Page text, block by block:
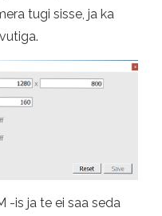
tugi sisse, ja ka
-is ja te ei saa seda